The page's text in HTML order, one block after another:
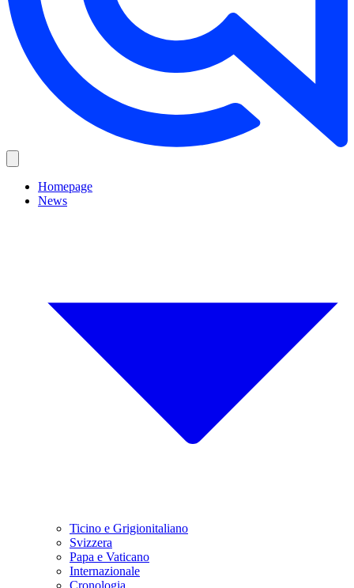
Homepage
News
Ticino e Grigionitaliano
Svizzera
Papa e Vaticano
Internazionale